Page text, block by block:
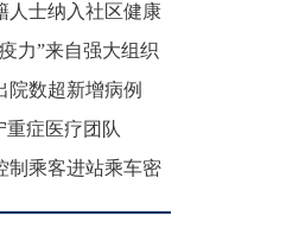
人士纳入社区健康
力”来自强大组织
院数超新增病例
重症医疗团队
制乘客进站乘车密